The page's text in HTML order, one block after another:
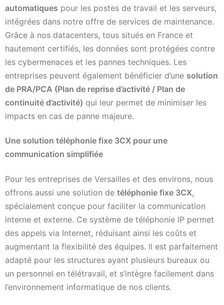
automatiques pour les postes de travail et les serveurs,
intégrées dans notre offre de services de maintenance.
Grâce à nos datacenters, tous situés en France et
hautement certifiés, les données sont protégées contre
les cybermenaces et les pannes techniques. Les
entreprises peuvent également bénéficier d’une solution
de PRA/PCA (Plan de reprise d’activité / Plan de
continuité d’activité) qui leur permet de minimiser les
impacts en cas de panne majeure.
Une solution téléphonie fixe 3CX pour une
communication simplifiée
Pour les entreprises de Versailles et des environs, nous
offrons aussi une solution de téléphonie fixe 3CX,
spécialement conçue pour faciliter la communication
interne et externe. Ce système de téléphonie IP permet
des appels via Internet, réduisant ainsi les coûts et
augmentant la flexibilité des équipes. Il est parfaitement
adapté pour les structures ayant plusieurs bureaux ou
un personnel en télétravail, et s’intègre facilement dans
l’environnement informatique de nos clients.